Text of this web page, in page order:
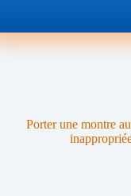
Porter une montre